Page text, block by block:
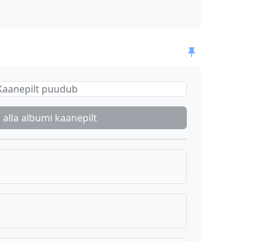
puudub
alla albumi kaanepilt